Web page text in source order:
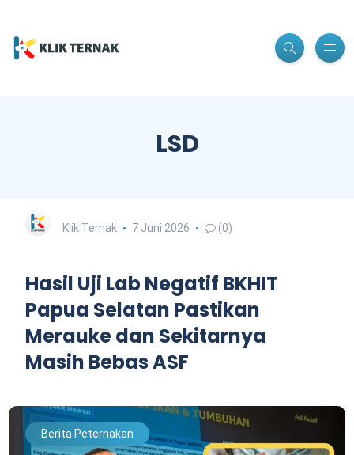
LSD
Klik Ternak 7 Juni 2026 (0)
Hasil Uji Lab Negatif BKHIT
Papua Selatan Pastikan
Merauke dan Sekitarnya
Masih Bebas ASF
Berita Peternakan